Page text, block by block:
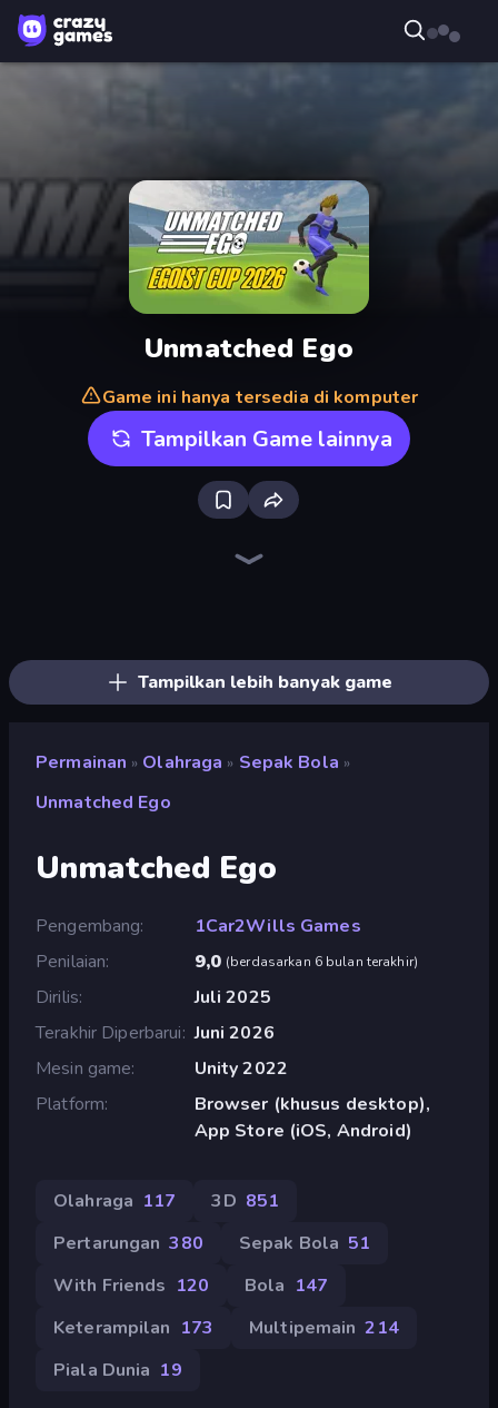
Unmatched Ego
Game ini hanya tersedia di komputer
Tampilkan Game lainnya
Tampilkan lebih banyak game
Permainan » Olahraga » Sepak Bola »
Unmatched Ego
Unmatched Ego
Pengembang
1Car2Wills Games
Penilaian
9,0 (berdasarkan 6 bulan terakhir)
Dirilis
Juli 2025
Terakhir Diperbarui Juni 2026
Mesin game
Unity 2022
Platform
Browser (khusus desktop),
App Store (iOS, Android)
Olahraga 117 3D 851
Pertarungan 380 Sepak Bola 51
With Friends 120 Bola 147
Keterampilan 173 Multipemain 214
Piala Dunia 19